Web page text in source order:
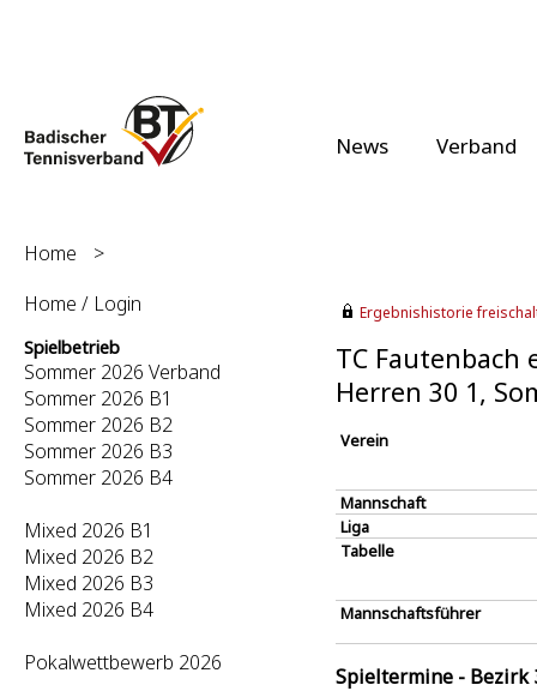
News Verband
Home
>
Home / Login
Spielbetrieb
Sommer 2026 Verband
Sommer 2026 B1
Sommer 2026 B2
Sommer 2026 B3
Sommer 2026 B4
Mixed 2026 B1
Mixed 2026 B2
Mixed 2026 B3
Mixed 2026 B4
Pokalwettbewerb 2026
Ergebnishistorie
TC Fautenbach
Herren 30 1,
Verein
Mannschaft
Liga
Tabelle
Mannschaftsführer
Spieltermine - Bezirk